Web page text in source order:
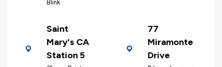
Blink
Saint
Mary's CA
Station 5
77
Miramonte
Drive